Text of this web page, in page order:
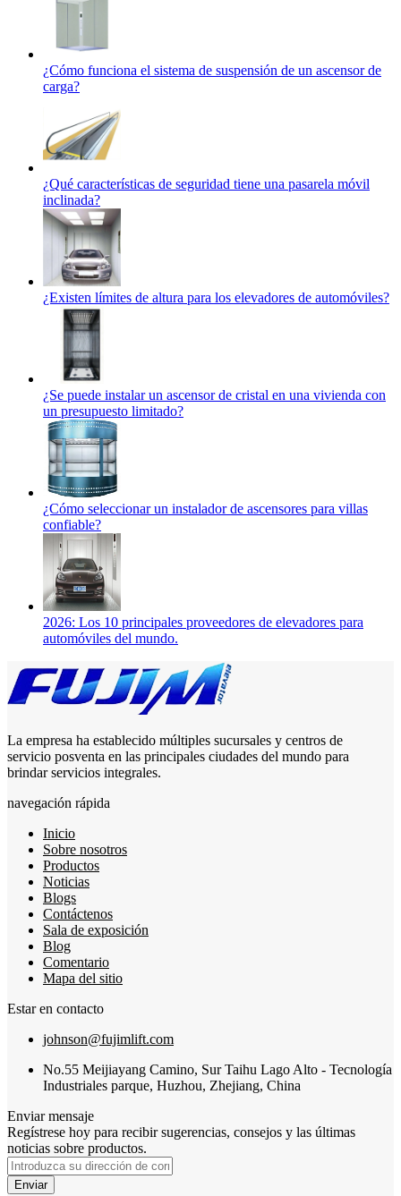
¿Cómo funciona el sistema de suspensión de un ascensor de
carga?
¿Qué características de seguridad tiene una pasarela móvil
inclinada?
¿Existen límites de altura para los elevadores de automóviles?
¿Se puede instalar un ascensor de cristal en una vivienda con
un presupuesto limitado?
¿Cómo seleccionar un instalador de ascensores para villas
confiable?
2026: Los 10 principales proveedores de elevadores para
automóviles del mundo.
La empresa ha establecido múltiples sucursales y centros de
servicio posventa en las principales ciudades del mundo para
brindar servicios integrales.
navegación rápida
Inicio
Sobre nosotros
Productos
Noticias
Blogs
Contáctenos
Sala de exposición
Blog
Comentario
Mapa del sitio
Estar en contacto
johnson@fujimlift.com
No.55 Meijiayang Camino, Sur Taihu Lago Alto - Tecnología
Industriales parque, Huzhou, Zhejiang, China
Enviar mensaje
Regístrese hoy para recibir sugerencias, consejos y las últimas
noticias sobre productos.
Enviar